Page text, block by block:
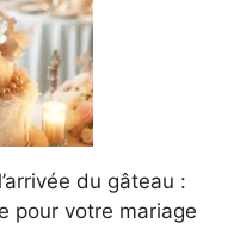
du gâteau :
pour votre mariage